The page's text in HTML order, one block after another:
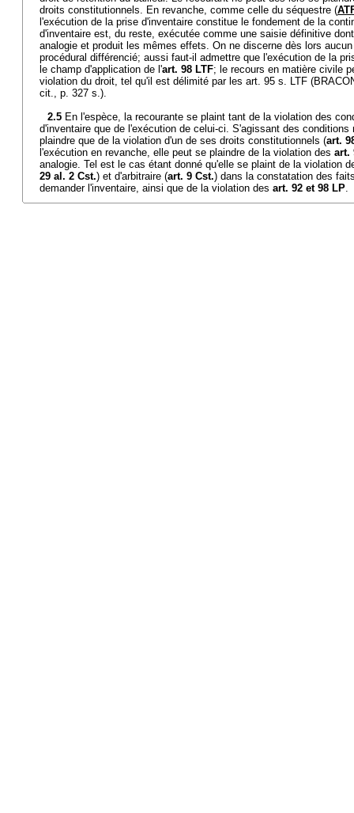
droits constitutionnels. En revanche, comme celle du séquestre (
l'exécution de la prise d'inventaire constitue le fondement de la
d'inventaire est, du reste, exécutée comme une saisie définitive
analogie et produit les mêmes effets. On ne discerne dès lors
procédural différencié; aussi faut-il admettre que l'exécution de la
le champ d'application de l'art. 98 LTF; le recours en matière civile
violation du droit, tel qu'il est délimité par les art. 95 s. LTF
cit., p. 327 s.).
2.5 En l'espèce, la recourante se plaint tant de la violation des
d'inventaire que de l'exécution de celui-ci. S'agissant des
plaindre que de la violation d'un de ses droits constitutionnels (art.
l'exécution en revanche, elle peut se plaindre de la violation des art.
analogie. Tel est le cas étant donné qu'elle se plaint de la violation
29 al. 2 Cst.) et d'arbitraire (art. 9 Cst.) dans la constatation des
demander l'inventaire, ainsi que de la violation des art. 92 et 98 LP.